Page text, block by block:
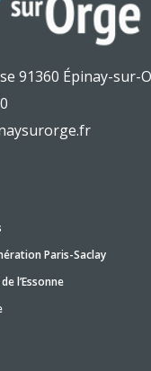
91360 Épinay-sur-
Paris-Saclay
l’Essonne